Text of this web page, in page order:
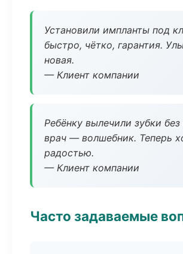
Установили импланты под
быстро, чётко, гарантия.
новая.
— Клиент компании
Ребёнку вылечили зубки без
врач — волшебник. Теперь
радостью.
— Клиент компании
Часто задаваемые